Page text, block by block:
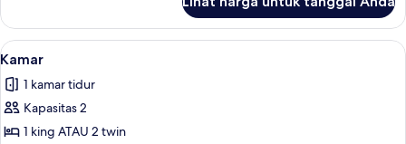
Kamar
Deluks
Lihat
semua
foto
untuk
Kamar
Kamar | Meja kerja, tempat tidur
4
Kamar
1 kamar tidur
Kapasitas 2
1 king ATAU 2 twin